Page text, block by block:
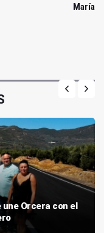
María
Orcera con el